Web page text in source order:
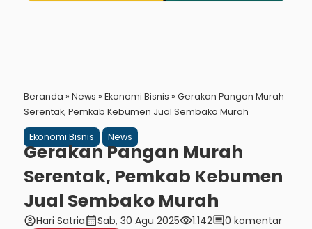
Beranda » News » Ekonomi Bisnis » Gerakan Pangan Murah
Serentak, Pemkab Kebumen Jual Sembako Murah
Ekonomi Bisnis News
Gerakan Pangan Murah
Serentak, Pemkab Kebumen
Jual Sembako Murah
account_circleHari Satriacalendar_monthSab, 30 Agu 2025visibility1.142comment0 komentar